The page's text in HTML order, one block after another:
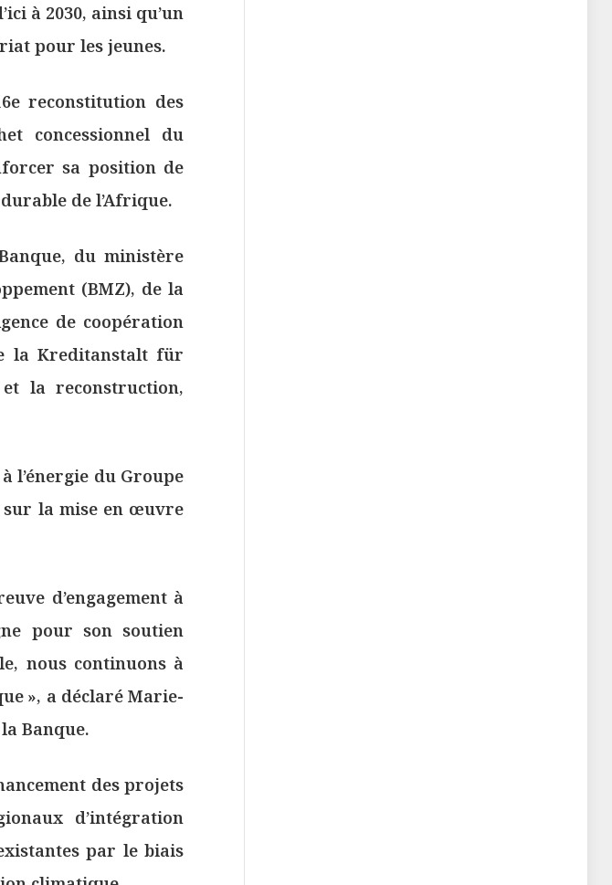
à 2030, ainsi qu’un
pour les jeunes.
reconstitution des
concessionnel du
sa position de
de l’Afrique.
du ministère
(BMZ), de la
de coopération
la Kreditanstalt für
la reconstruction,
l’énergie du Groupe
sur la mise en œuvre
d’engagement à
pour son soutien
nous continuons à
», a déclaré Marie-
Banque.
des projets
d’intégration
par le biais